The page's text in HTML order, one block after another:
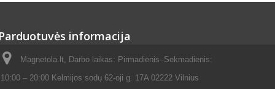
Parduotuvės informacija
Magnetola.lt, Darbo laikas: Pirmadienis–Sekmadienis:
10:00 – 20:00 Kelmijos sodų 62-oji g. 17A 02222 Vilnius